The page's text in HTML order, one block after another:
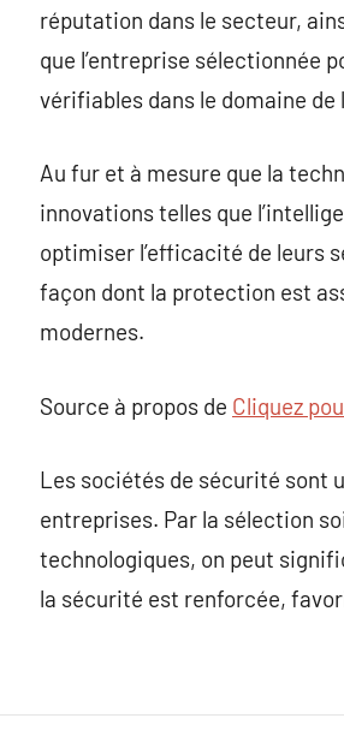
réputation dans le secteur,
que l’entreprise sélectionnée
vérifiables dans le domaine
Au fur et à mesure que la
innovations telles que
optimiser l’efficacité de leurs
façon dont la protection est
modernes.
Source à propos de Cliquez
Les sociétés de sécurité sont
entreprises. Par la sélection
technologiques, on peut
la sécurité est renforcée,